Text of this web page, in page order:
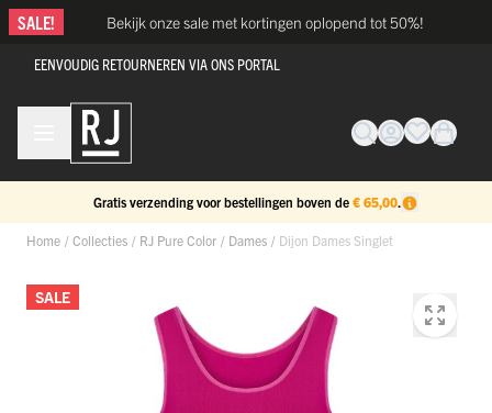
Ga naar de inhoud
SALE! Bekijk onze sale met kortingen oplopend tot 50%!
EENVOUDIG RETOURNEREN VIA ONS PORTAL
Gratis verzending voor bestellingen boven de € 65,00.
Home / Collecties / RJ Pure Color / Dames / Dijon Dames Singlet
SALE